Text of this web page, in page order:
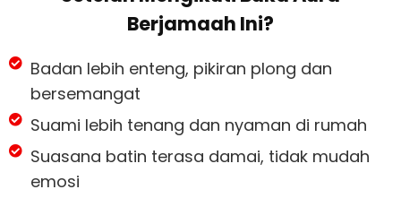
Berjamaah Ini?
Badan lebih enteng, pikiran plong dan
bersemangat
Suami lebih tenang dan nyaman di rumah
Suasana batin terasa damai, tidak mudah
emosi